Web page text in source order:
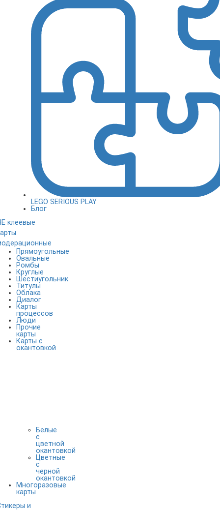
LEGO SERIOUS PLAY
Блог
клеевые
Прямоугольные
Овальные
Ромбы
Круглые
Шестиугольник
Титулы
Облака
Диалог
Карты
процессов
Люди
Прочие
карты
Карты с
окантовкой
Белые
с
цветной
окантовкой
Цветные
с
черной
окантовкой
Многоразовые
карты
и